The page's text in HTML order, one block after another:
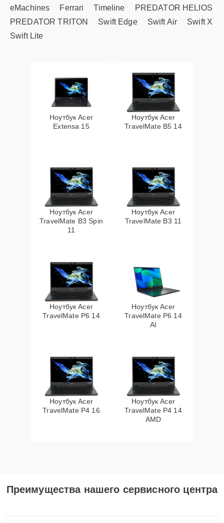
eMachines Ferrari Timeline
PREDATOR HELIOS
PREDATOR TRITON
Swift Edge Swift Air
Swift X
Swift Lite
Ноутбук Acer
Extensa 15
Ноутбук Acer
TravelMate B5 14
Ноутбук Acer
TravelMate B3 Spin
11
Ноутбук Acer
TravelMate B3 11
Ноутбук Acer
TravelMate P6 14
Ноутбук Acer
TravelMate P6 14
AI
Ноутбук Acer
TravelMate P4 16
Ноутбук Acer
TravelMate P4 14
AMD
Преимущества нашего сервисного центра